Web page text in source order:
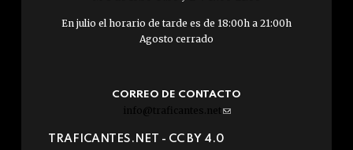
En julio el horario de tarde es de 18:00h a 21:00h
Agosto cerrado
CORREO DE CONTACTO
info@traficantes.net (link
e-
TRAFICANTES.NET - CC BY 4.0